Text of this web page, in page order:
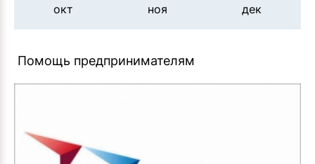
окт ноя дек
Помощь предпринимателям